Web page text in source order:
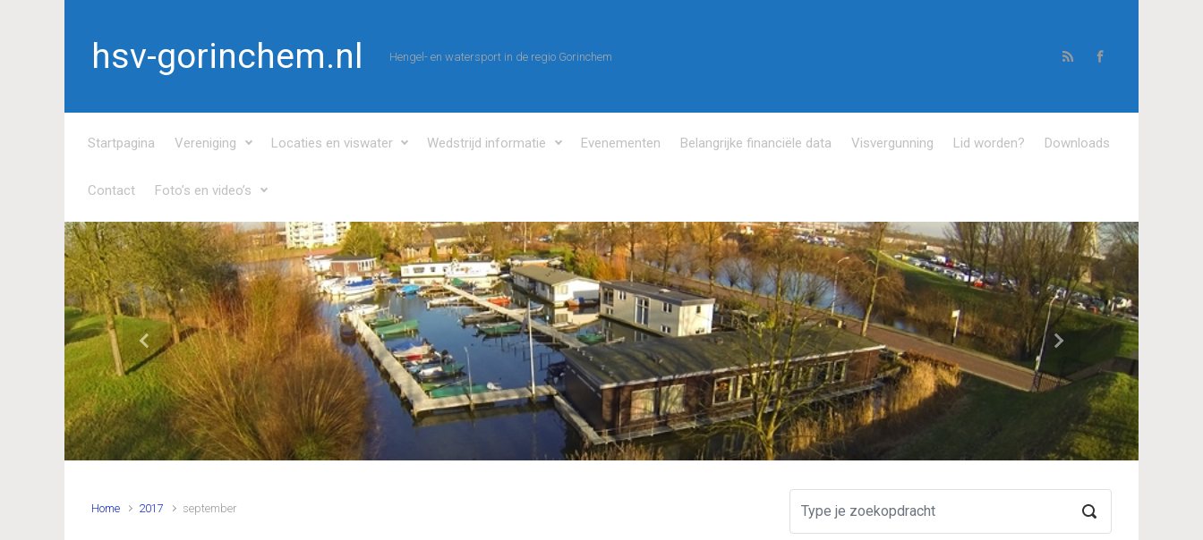
hsv-gorinchem.nl Hengel- en watersport in de regio Gorinchem
Startpagina Vereniging Locaties en viswater Wedstrijd informatie Evenementen Belangrijke financiële data Visvergunning Lid worden? Downloads
Contact Foto’s en video’s
Vorige Volgende
Home 2017 september